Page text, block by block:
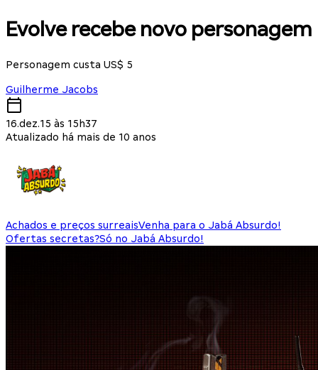
Evolve recebe novo personagem
Personagem custa US$ 5
Guilherme Jacobs
16.dez.15 às 15h37
Atualizado há mais de 10 anos
Achados e preços surreaisVenha para o Jabá Absurdo!
Ofertas secretas?Só no Jabá Absurdo!